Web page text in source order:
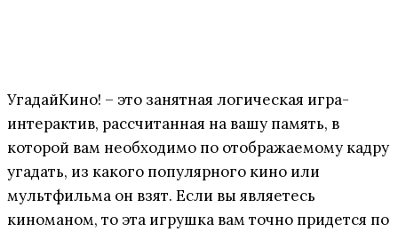
УгадайКино! – это занятная логическая игра-
интерактив, рассчитанная на вашу память, в
которой вам необходимо по отображаемому кадру
угадать, из какого популярного кино или
мультфильма он взят. Если вы являетесь
киноманом, то эта игрушка вам точно придется по